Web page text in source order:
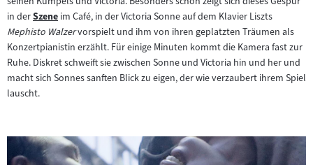
Inhalt:
in derZum
Inhalt:
Szene im Café, in der Victoria Sonne auf dem Klavier Liszts
Mephisto Walzervorspielt und ihm von ihren geplatzten Träumen als
Konzertpianistin erzählt. Für einige Minuten kommt die Kamera fast zur
Ruhe. Diskret schweift sie zwischen Sonne und Victoria hin und her und
macht sich Sonnes sanften Blick zu eigen, der wie verzaubert ihrem Spiel
lauscht.